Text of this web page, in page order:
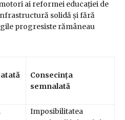
ai reformei educației de
solidă și fără
progresiste rămâneau
Consecința
semnalată
Imposibilitatea